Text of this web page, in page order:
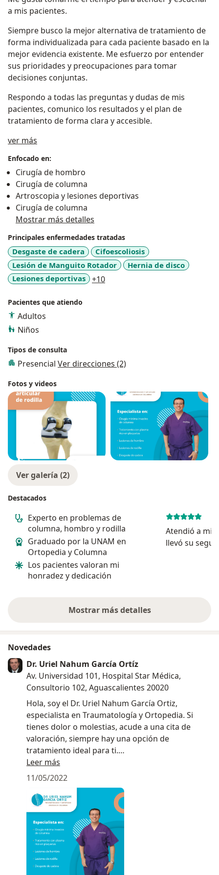
a mis pacientes.
Siempre busco la mejor alternativa de tratamiento de
forma individualizada para cada paciente basado en la
mejor evidencia existente. Me esfuerzo por entender
sus prioridades y preocupaciones para tomar
decisiones conjuntas.
Respondo a todas las preguntas y dudas de mis
pacientes, comunico los resultados y el plan de
tratamiento de forma clara y accesible.
ver más
Enfocado en:
Cirugía de hombro
Cirugía de columna
Artroscopia y lesiones deportivas
Cirugía de columna
Mostrar más detalles
Principales enfermedades tratadas
Desgaste de cadera
Cifoescoliosis
Lesión de Manguito Rotador
Hernia de disco
Lesiones deportivas
+10a11y_sr_more_diseases
Pacientes que atiendo
Adultos
Niños
Tipos de consulta
Presencial Ver direcciones (2)
Fotos y videos
Ver galería (2)
Destacados
Experto en problemas de
columna, hombro y rodilla
Graduado por la UNAM en
Ortopedia y Columna
Los pacientes valoran mi
honradez y dedicación
Atendió a mi
llevó su
Mostrar más detalles
sobre la experiencia
Novedades
Dr. Uriel Nahum García Ortíz
Av. Universidad 101, Hospital Star Médica,
Consultorio 102, Aguascalientes 20020
Hola, soy el Dr. Uriel Nahum García Ortiz,
especialista en Traumatología y Ortopedia. Si
tienes dolor o molestias, acude a una cita de
valoración, siempre hay una opción de
tratamiento ideal para ti.
Pon tu dolor en manos de los expertos.
Leer más
11/05/2022